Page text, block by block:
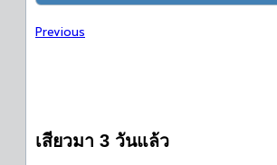
Previous
เสียวมา 3 วันแล้ว